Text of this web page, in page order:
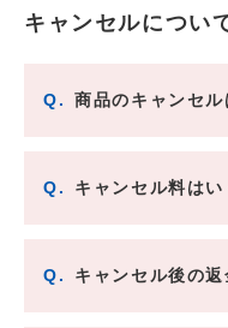
キャンセルについ
Q. 商品のキャンセル
Q. キャンセル料は
Q. キャンセル後の